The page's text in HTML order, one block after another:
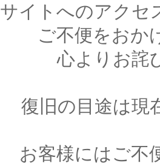
サイトへのアクセ
ご不便をおか
心よりお詫
復旧の目途は現
お客様にはご不